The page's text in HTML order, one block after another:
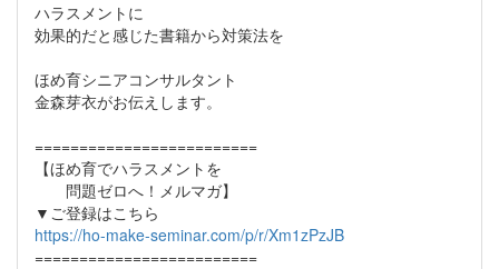
ハラスメントに
効果的だと感じた書籍から対策法を
ほめ育シニアコンサルタント
金森芽衣がお伝えします。
=========================
【ほめ育でハラスメントを
問題ゼロへ！メルマガ】
▼ご登録はこちら
https://ho-make-seminar.com/p/r/Xm1zPzJB
=========================